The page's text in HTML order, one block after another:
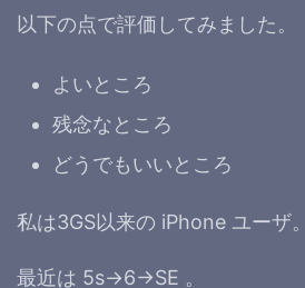
以下の点で評価してみました。
よいところ
残念なところ
どうでもいいところ
私は3GS以来の iPhone ユーザ。
最近は 5s→6→SE 。